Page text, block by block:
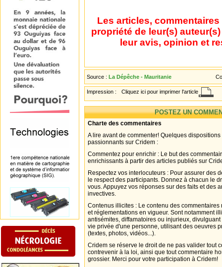
Les articles,
propriété de leur(s)
leur avis, opinion et
Source : La Dépêche - Mauritanie
Impression : Cliquez ici pour imprimer l'article
POSTEZ UN
Charte des commentaires
A lire avant de commenter! Quelques
passionnants sur Cridem :
Commentez pour enrichir : Le but des
enrichissants à partir des articles publiés sur
Respectez vos interlocuteurs : Pour assurer des
le respect des participants. Donnez à chacun le
vous. Appuyez vos réponses sur des faits et des
invectives.
Contenus illicites : Le contenu des
et réglementations en vigueur. Sont notamment
antisémites, diffamatoires ou injurieux,
vie privée d'une personne, utilisant des oeuvres
(textes, photos, vidéos...).
Cridem se réserve le droit de ne pas valider tout
contrevenir à la loi, ainsi que tout commentaire
grossier. Merci pour votre participation à Cridem!